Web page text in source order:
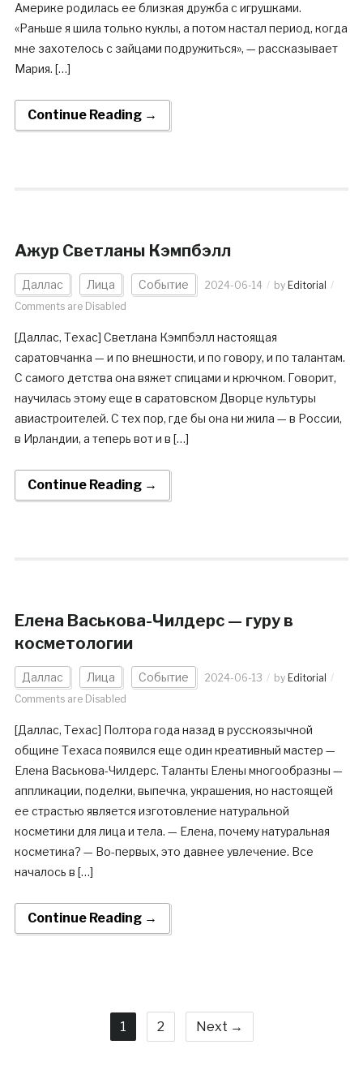
Америке родилась ее близкая дружба с игрушками.
«Раньше я шила только куклы, а потом настал период, когда
мне захотелось с зайцами подружиться», — рассказывает
Мария. […]
Continue Reading →
Ажур Светланы Кэмпбэлл
Даллас Лица Событие 2024-06-14 by Editorial
Comments are Disabled
[Даллас, Техас] Светлана Кэмпбэлл настоящая
саратовчанка — и по внешности, и по говору, и по талантам.
С самого детства она вяжет спицами и крючком. Говорит,
научилась этому еще в саратовском Дворце культуры
авиастроителей. С тех пор, где бы она ни жила — в России,
в Ирландии, а теперь вот и в […]
Continue Reading →
Елена Васькова-Чилдерс — гуру в
косметологии
Даллас Лица Событие 2024-06-13 by Editorial
Comments are Disabled
[Даллас, Техас] Полтора года назад в русскоязычной
общине Техаса появился еще один креативный мастер —
Елена Васькова-Чилдерс. Таланты Елены многообразны —
аппликации, поделки, выпечка, украшения, но настоящей
ее страстью является изготовление натуральной
косметики для лица и тела. — Елена, почему натуральная
косметика? — Во-первых, это давнее увлечение. Все
началось в […]
Continue Reading →
1 2 Next →